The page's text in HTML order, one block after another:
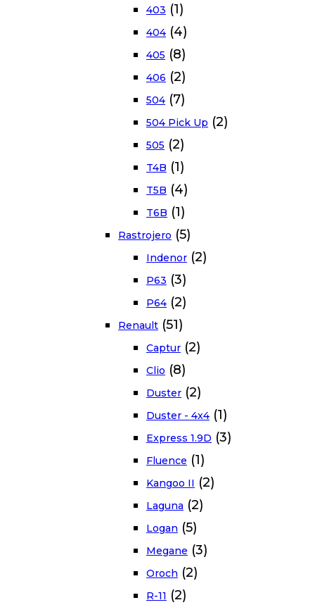
403 (1)
404 (4)
405 (8)
406 (2)
504 (7)
504 Pick Up (2)
505 (2)
T4B (1)
T5B (4)
T6B (1)
Rastrojero (5)
Indenor (2)
P63 (3)
P64 (2)
Renault (51)
Captur (2)
Clio (8)
Duster (2)
Duster - 4x4 (1)
Express 1.9D (3)
Fluence (1)
Kangoo II (2)
Laguna (2)
Logan (5)
Megane (3)
Oroch (2)
R-11 (2)